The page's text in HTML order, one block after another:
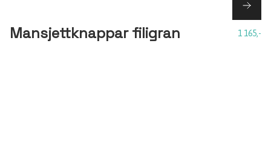
Mansjettknappar filigran 1 165,-